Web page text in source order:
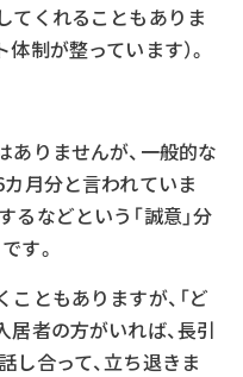
てくれることもありま
制が整っています）。
ありませんが、一般的な
月分と言われていま
るなどという「誠意」分
す。
ともありますが、「ど
居者の方がいれば、長引
し合って、立ち退きま